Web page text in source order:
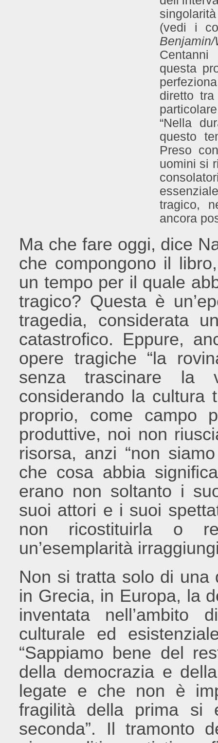
(vedi i
questa
diretto
“Nella
questo
Preso
uomini si
tragico,
ancora
Ma che fare oggi, dice
che compongono il
un tempo per il quale
tragico? Questa è
tragedia, considerata
catastrofico. Eppure,
opere tragiche “la
senza trascinare la
considerando la cultura
proprio, come campo
produttive, noi non
risorsa, anzi “non
che cosa abbia
erano non soltanto i
suoi attori e i suoi
non ricostituirla o
un’esemplarità
Non si tratta solo di una
in Grecia, in Europa, la
inventata nell’ambito
culturale ed
“Sappiamo bene del
della democrazia e
legate e che non è
fragilità della prima si
seconda”. Il tramonto